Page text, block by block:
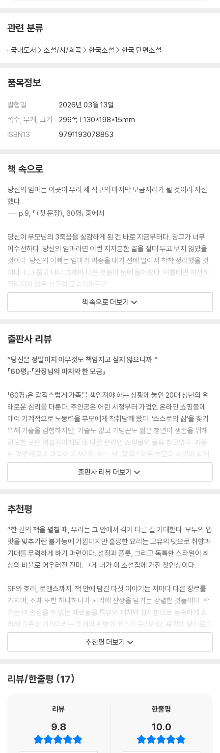
관련 분류
국내도서 소설/시/희곡 한국소설 한국 단편소설
품목정보
발행일
2026년 03월 13일
쪽수, 무게, 크기
296쪽 | 130*198*15mm
ISBN13
9791193078853
책 속으로
당신의 엄마는 이곳이 우리 세 식구의 마지막 보금자리가 될 것이라 자신
했다.
--- p.9, 「 (첫 문장), 60평」 중에서
당신이 부모님의 3죽음을 실감하게 된 건 바로 지금부터다. 창고가 너무
어수선하다. 당신의 엄마라면 이런 지저분한 꼴을 절대 두고 보지 않았을
것이다. 당신의 아빠는 엄마가 짜증을 내기 전에 알아서 착착 정리했을 것
이다. (…) 울고 나니 그제야 다른 것들이 눈에 들어왔다. 이를테면 여전히
정리되지 않은 창고의 모습이라든가.
--- pp.17-18, 「60평」 중에서
을 켜자 붉고 검은 눈의 정체가 명확해졌다. 토끼였다. 풍채 좋은 토끼 수십
마리가 가구 하나 없는 거실을 가득 메우고 있었다.
--- p.30, 「60평」 중에서
지금 당신이 해야 할 일은 정리다. 한 번에 하나씩, 천천히 차근차근, 제품
을 정리하고 쇼핑몰을 정리하고 창고를 정리하고 부모님의 흔적을 정리하
고 본가를 정리해야 한다. 정리, 정리, 정리를 해야 하는 것이다. 모두 깡그
리 없던 일로 만들어서 당신의 일상으로 돌아가야만 한다. (…) 정말이지
정리가 시급했다. 남은 시간 안에 어떻게든 왜냐면 당신은 이 모든 걸 책임
질 생각이 조금도 없으니까. 당신은 정말이지 아무것도 책임지고 싶지 않
으니까.
얼마나 밀렸는지 알아
직장에 무급 휴가를 추가로 요청하려던 참에 팀장에게서 전화가 걸려 왔
다. 그는 당신이 말을 꺼낼 틈도 내주지 않았다.
부고였다.
다.
“이거 자기 탓도 큰 거 알지? (…) 그래도 그렇지 이렇게 쌀쌀하고 몸 상하
지 좋은 시즌에 닷새나 추가로 휴가를 쓰니까 위에서는 어중이떠중이나 보
내주고 다른 애들은 과로하고 무리하잖아
--- pp.72-73, 「60평」 중에서
최고 온도는 37도로, 아침까지 퍼붓던 비까지 더해져 공기가 뜨겁고 끈적
거렸다. 회사가 내준 단층 사택에는 에어컨이 없었다. 고개가 돌아가지 않
바람에 펄럭였다. 남편은 20년 경력의 두피 관리사처럼 능숙한 손놀림으
로 나의 두피에 영양제를 펴발랐다. 손끝을 세워 두피를 꾹꾹 누를 때마다
간지러워 나는 웃었다. 81쪽, 「여름, 우리는 함께 헤엄쳤고」
책 속으로 더보기
출판사 리뷰
“당신은 정말이지 아무것도 책임지고 싶지 않으니까.”
「60평」‧「관장님의 마지막 한 모금」
「60평」은 갑작스럽게 가족을 책임져야 하는 상황에 놓인 20대 청년의 위
태로운 심리를 다룬다. 주인공은 어린 시절부터 가업인 온라인 쇼핑몰에
매여 기계적으로 노동력을 부모에게 착취당해 왔다. ‘스스로의 삶’을 찾기
위해 가출을 감행하지만, 기술도 없고 가방끈도 짧은 청년이 생존을 위해
당도한 곳은 역설적이게도 또 다른 온라인 쇼핑몰의 물류 창고였다. 과중
한 업무에 몸과 마음이 지쳐가던 어느 날, 갑작스러운 부모의 사망과 함께
주인공은 부모가 운영하던 쇼핑몰과 60평 창고를 책임지게 된다. 준비되
지 않은 채 부모의 뒤처리를 해야 하는 절망적인 상황 속에서, 주인공은 창
할게.”
「관장님의 마지막 한 모금」은 삶을 충실히 살아냈기에 갈망하는 노년의 ‘완
벽한 마지막’에 대한 보상 심리를 다룬다. ‘남생’이라는 가상의 지방을 배경
으로, 대대로 명인을 배출한 ‘남생 우리술 체험관’의 시신을 재료로 술을 빚
을 생애 마지막 술, ‘송별주’를 완성하겠다는 일념으로, 평생을 바쳐 자신의
몸으로 술을 빚어줄 제자를 물색한다. “술이 너무 맛있어서 술독에 들어가
서 죽어버리고 싶은” 갈망을 이해해 줄 누군가를 찾을 때까지 자신의 삶을
포함한 모든 것을 술에 쏟아붓는 명인의 집착은 단순한 욕망을 넘어 하나
의 숭고한 예술처럼 보이기도 한다. 작가는 ‘상호 합의된 식인’이라는 파격
적인 소재를 통해, 한 인간이 마지막으로 남기고자 하는 의지의 무게를 과
연 타인이 어디까지 존중하고 수용할 수 있는지 묻는다.
“그들도 무언가를 세상에 남기고 싶었던 게 아닐까요? 자신들도 감정을
「여름, 우리는 함께 헤엄쳤고」는 기생충을 소재로 ‘혐오’에 대한 기존의 감
각을 뒤집어버린다. 주인공은 머리카락을 닮은 기생충을 이용해 탈모 치료
제를 개발하려는 남편의 연구를 묵묵히 응원하며, 그를 위한 헌신을 아끼
출판사 리뷰 더보기
추천평
“한 권의 책을 펼칠 때, 우리는 그 안에서 각기 다른 걸 기대한다. 모두의 입
맛을 맞추기란 불가능에 가깝다지만 훌륭한 요리는 고유의 맛으로 취향과
기대를 무력하게 하기 마련이다. 설정과 플롯, 그리고 독특한 스타일이 최
상의 비율로 어우러진 진미. 그게 내가 이 소설집에 가진 첫인상이다.
SF와 호러, 로맨스까지. 책 안에 담긴 다섯 이야기는 저마다 다른 장르를
가지며, 소재 또한 하나하나가 뇌리에 잔상을 남기는 강렬한 것들이다. 작
가는 이 종잡을 수 없는 재료들을 특유의 재치와 섬세함으로 능숙하게 조
리해 공존과 기생이라는 주제의 완벽한 코스를 구성한다. 욕망의 향신료를
뒤집어쓴 인물들을 킁킁거리며 쫓다 보면 그새 진하게 우러난 여운에 얼떨
떨한 기분마저 들고 만다. 이멍 작가가 가진 ‘특제 소스’가 궁금할 따름이
두려움과 애틋함을, 끔찍함과 사랑스러움을 오가는 과감하고도 균형 잡힌
상의 맛. 이 특별한 이야기를 최대한 많은 이들이 맛볼 수 있길 바란다. 책
장을 덮자마자 생각했다. 또 읽고 싶다! 더 줘!”
추천평 더보기
리뷰/한줄평 17
리뷰
9.8
한줄평
10.0